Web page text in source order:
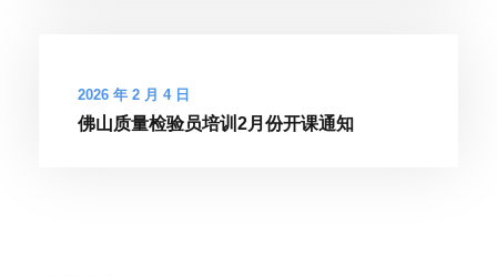
2026 年 2 月 4 日
佛山质量检验员培训2月份开课通知